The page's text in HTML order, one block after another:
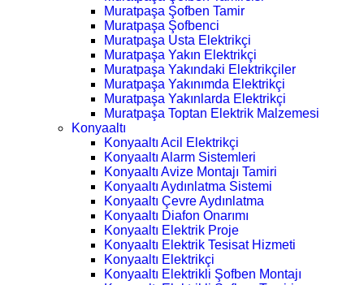
Muratpaşa Şofben Tamir
Muratpaşa Şofbenci
Muratpaşa Usta Elektrikçi
Muratpaşa Yakın Elektrikçi
Muratpaşa Yakındaki Elektrikçiler
Muratpaşa Yakınımda Elektrikçi
Muratpaşa Yakınlarda Elektrikçi
Muratpaşa Toptan Elektrik Malzemesi
Konyaaltı
Konyaaltı Acil Elektrikçi
Konyaaltı Alarm Sistemleri
Konyaaltı Avize Montajı Tamiri
Konyaaltı Aydınlatma Sistemi
Konyaaltı Çevre Aydınlatma
Konyaaltı Diafon Onarımı
Konyaaltı Elektrik Proje
Konyaaltı Elektrik Tesisat Hizmeti
Konyaaltı Elektrikçi
Konyaaltı Elektrikli Şofben Montajı